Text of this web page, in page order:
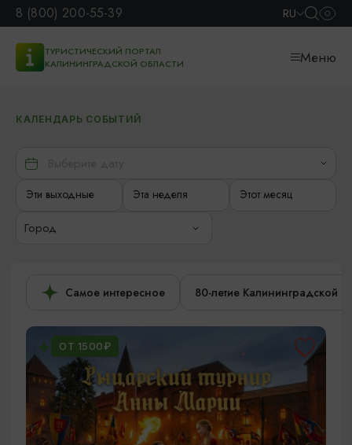
8 (800) 200-55-39 RU
ТУРИСТИЧЕСКИЙ ПОРТАЛ
КАЛИНИНГРАДСКОЙ ОБЛАСТИ
Меню
КАЛЕНДАРЬ СОБЫТИЙ
Эти выходные Эта неделя Этот месяц
Город
Самое интересное 80-летие Калининградской
ОТ 1500₽